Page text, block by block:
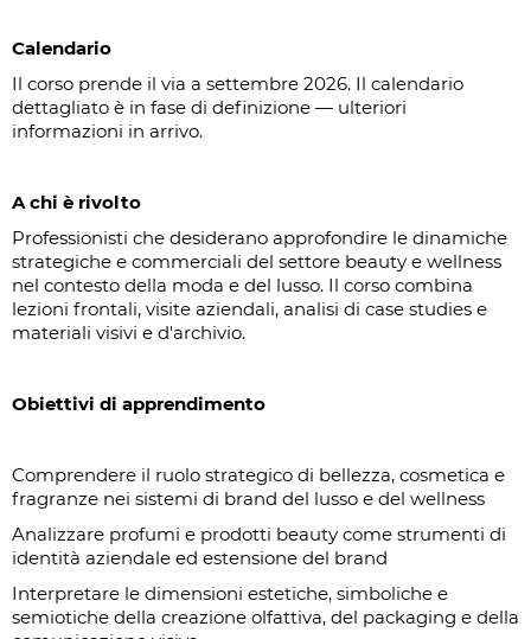
Calendario
Il corso prende il via a settembre 2026. Il calendario
dettagliato è in fase di definizione — ulteriori
informazioni in arrivo.
A chi è rivolto
Professionisti che desiderano approfondire le dinamiche
strategiche e commerciali del settore beauty e wellness
nel contesto della moda e del lusso. Il corso combina
lezioni frontali, visite aziendali, analisi di case studies e
materiali visivi e d'archivio.
Obiettivi di apprendimento
Comprendere il ruolo strategico di bellezza, cosmetica e
fragranze nei sistemi di brand del lusso e del wellness
Analizzare profumi e prodotti beauty come strumenti di
identità aziendale ed estensione del brand
Interpretare le dimensioni estetiche, simboliche e
semiotiche della creazione olfattiva, del packaging e della